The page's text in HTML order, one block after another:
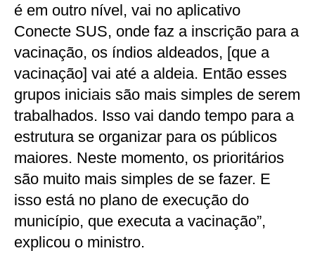
é em outro nível, vai no aplicativo
Conecte SUS, onde faz a inscrição para a
vacinação, os índios aldeados, [que a
vacinação] vai até a aldeia. Então esses
grupos iniciais são mais simples de serem
trabalhados. Isso vai dando tempo para a
estrutura se organizar para os públicos
maiores. Neste momento, os prioritários
são muito mais simples de se fazer. E
isso está no plano de execução do
município, que executa a vacinação”,
explicou o ministro.